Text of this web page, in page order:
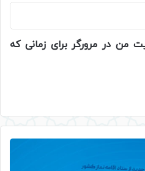
من در مرورگر برای زمانی که